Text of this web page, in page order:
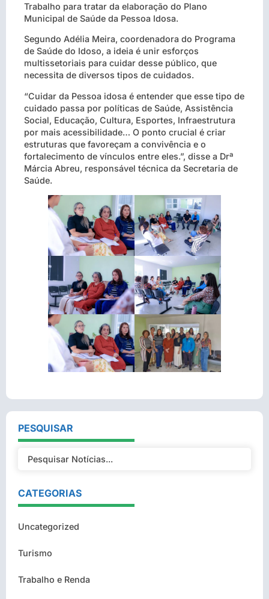
Trabalho para tratar da elaboração do Plano
Municipal de Saúde da Pessoa Idosa.
Segundo Adélia Meira, coordenadora do Programa
de Saúde do Idoso, a ideia é unir esforços
multissetoriais para cuidar desse público, que
necessita de diversos tipos de cuidados.
“Cuidar da Pessoa idosa é entender que esse tipo de
cuidado passa por políticas de Saúde, Assistência
Social, Educação, Cultura, Esportes, Infraestrutura
por mais acessibilidade… O ponto crucial é criar
estruturas que favoreçam a convivência e o
fortalecimento de vínculos entre eles.”, disse a Drª
Márcia Abreu, responsável técnica da Secretaria de
Saúde.
PESQUISAR
CATEGORIAS
Uncategorized
Turismo
Trabalho e Renda